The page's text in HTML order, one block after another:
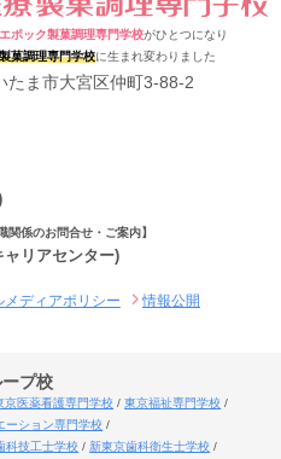
ポック製菓調理専門学校がひとつになり
菓調理専門学校に生まれ変わりました
たま市大宮区仲町3-88-2
関係のお問合せ・ご案内】
ャリアセンター)
メディアポリシー 情報公開
プ校
京医薬看護専門学校
東京福祉専門学校
ーション専門学校
科技工士学校 新東京歯科衛生士学校